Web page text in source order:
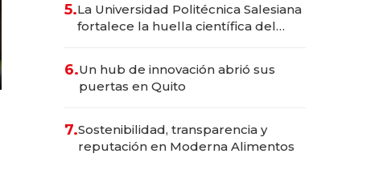
5.La Universidad Politécnica Salesiana
fortalece la huella científica del
6.Un hub de innovación abrió sus
puertas en Quito
7.Sostenibilidad, transparencia y
reputación en Moderna Alimentos